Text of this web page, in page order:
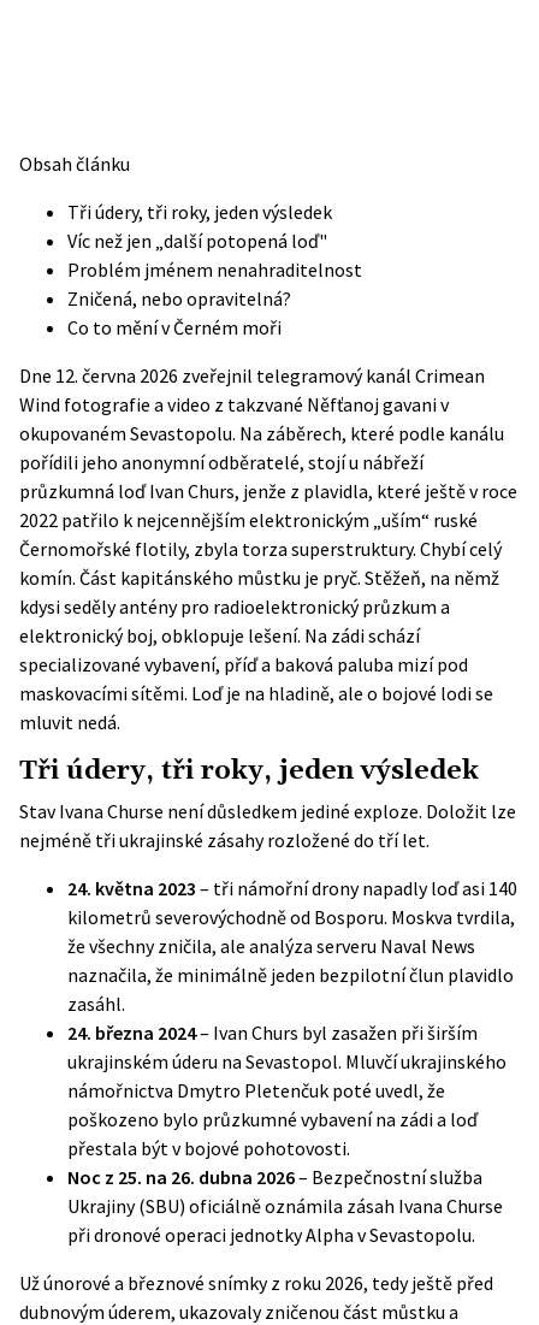
Obsah článku
Tři údery, tři roky, jeden výsledek
Víc než jen „další potopená loď"
Problém jménem nenahraditelnost
Zničená, nebo opravitelná?
Co to mění v Černém moři
Dne 12. června 2026 zveřejnil telegramový kanál Crimean
Wind fotografie a video z takzvané Něfťanoj gavani v
okupovaném Sevastopolu. Na záběrech, které podle kanálu
pořídili jeho anonymní odběratelé, stojí u nábřeží
průzkumná loď Ivan Churs, jenže z plavidla, které ještě v roce
2022 patřilo k nejcennějším elektronickým „uším“ ruské
Černomořské flotily, zbyla torza superstruktury. Chybí celý
komín. Část kapitánského můstku je pryč. Stěžeň, na němž
kdysi seděly antény pro radioelektronický průzkum a
elektronický boj, obklopuje lešení. Na zádi schází
specializované vybavení, příď a baková paluba mizí pod
maskovacími sítěmi. Loď je na hladině, ale o bojové lodi se
mluvit nedá.
Tři údery, tři roky, jeden výsledek
Stav Ivana Churse není důsledkem jediné exploze. Doložit lze
nejméně tři ukrajinské zásahy rozložené do tří let.
24. května 2023 – tři námořní drony napadly loď asi 140
kilometrů severovýchodně od Bosporu. Moskva tvrdila,
že všechny zničila, ale analýza serveru Naval News
naznačila, že minimálně jeden bezpilotní člun plavidlo
zasáhl.
24. března 2024– Ivan Churs byl zasažen při širším
ukrajinském úderu na Sevastopol. Mluvčí ukrajinského
námořnictva Dmytro Pletenčuk poté uvedl, že
poškozeno bylo průzkumné vybavení na zádi a loď
přestala být v bojové pohotovosti.
Noc z 25. na 26. dubna 2026– Bezpečnostní služba
Ukrajiny (SBU) oficiálně oznámila zásah Ivana Churse
při dronové operaci jednotky Alpha v Sevastopolu.
Už únorové a březnové snímky z roku 2026, tedy ještě před
dubnovým úderem, ukazovaly zničenou část můstku a